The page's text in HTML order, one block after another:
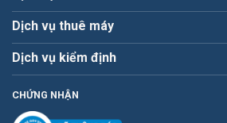
Dịch vụ thuê máy
Dịch vụ kiểm định
CHỨNG NHẬN